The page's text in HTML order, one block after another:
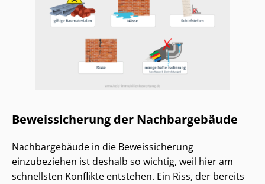
Beweissicherung der Nachbargebäude
Nachbargebäude in die Beweissicherung
einzubeziehen ist deshalb so wichtig, weil hier am
schnellsten Konflikte entstehen. Ein Riss, der bereits